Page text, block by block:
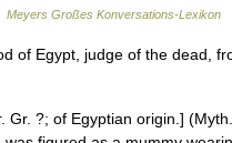
Meyers Großes Konversations-Lexikon
of Egypt, judge of the dead,
?; of Egyptian origin.]